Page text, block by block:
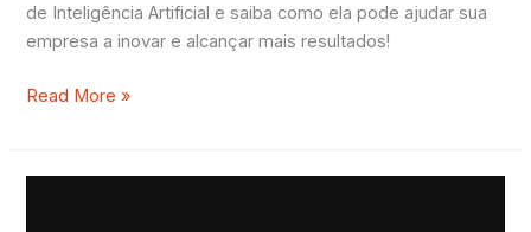
de Inteligência Artificial e saiba como ela pode ajudar sua
empresa a inovar e alcançar mais resultados!
Read More »